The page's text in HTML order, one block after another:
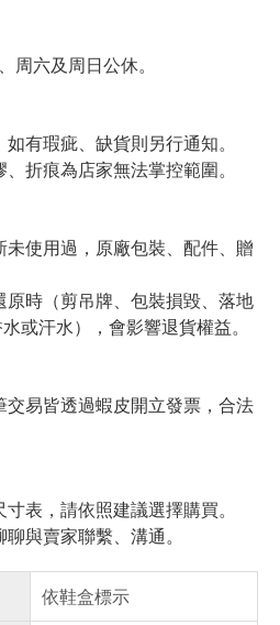
六及周日公休。
有瑕疵、缺貨則另行通知。
折痕為店家無法掌控範圍。
使用過，原廠包裝、配件、贈
時（剪吊牌、包裝損毀、落地
或汗水），會影響退貨權益。
易皆透過蝦皮開立發票，合法
表，請依照建議選擇購買。
與賣家聯繫、溝通。
依鞋盒標示